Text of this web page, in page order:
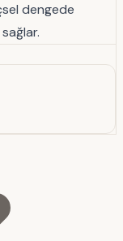
dengede